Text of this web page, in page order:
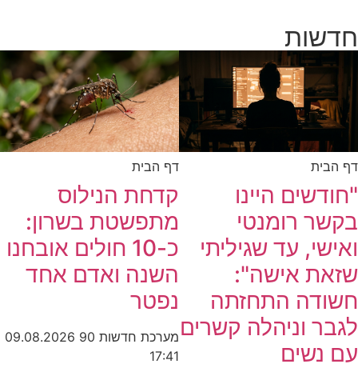
חדשות
דף הבית
"חודשים היינו
בקשר רומנטי
ואישי, עד שגיליתי
שזאת אישה":
חשודה התחזתה
לגבר וניהלה קשרים
עם נשים
דף הבית
קדחת הנילוס
מתפשטת בשרון:
כ-10 חולים אובחנו
השנה ואדם אחד
נפטר
מערכת חדשות 90
09.08.2026
17:41